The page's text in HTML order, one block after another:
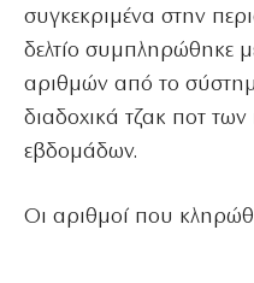
συγκεκριμένα στην
δελτίο συμπληρώθηκε
αριθμών από το
διαδοχικά τζακ ποτ
εβδομάδων.
Οι αριθμοί που